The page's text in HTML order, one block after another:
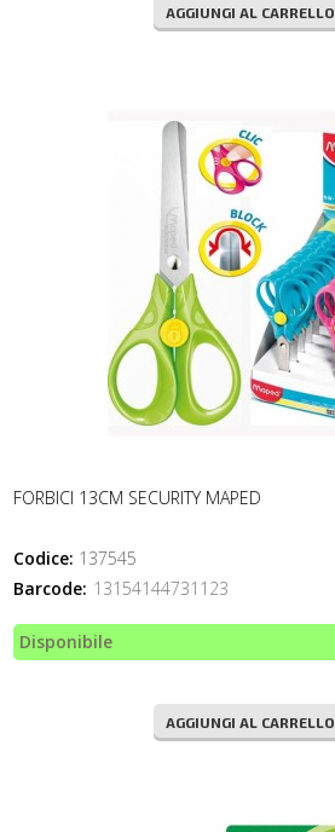
AGGIUNGI AL CARRELLO
FORBICI 13CM SECURITY MAPED
Codice: 137545
Barcode: 13154144731123
Disponibile
AGGIUNGI AL CARRELLO